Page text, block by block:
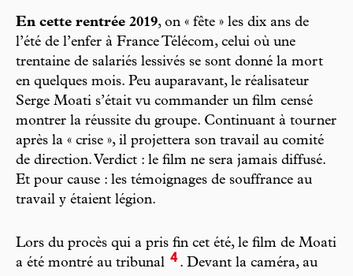
En cette rentrée 2019, on « fête » les dix ans de
l’été de l’enfer à France Télécom, celui où une
trentaine de salariés lessivés se sont donné la mort
en quelques mois. Peu auparavant, le réalisateur
Serge Moati s’était vu commander un film censé
montrer la réussite du groupe. Continuant à tourner
après la « crise », il projettera son travail au comité
de direction. Verdict : le film ne sera jamais diffusé.
Et pour cause : les témoignages de souffrance au
travail y étaient légion.
Lors du procès qui a pris fin cet été, le film de Moati
a été montré au tribunal 4. Devant la caméra, au